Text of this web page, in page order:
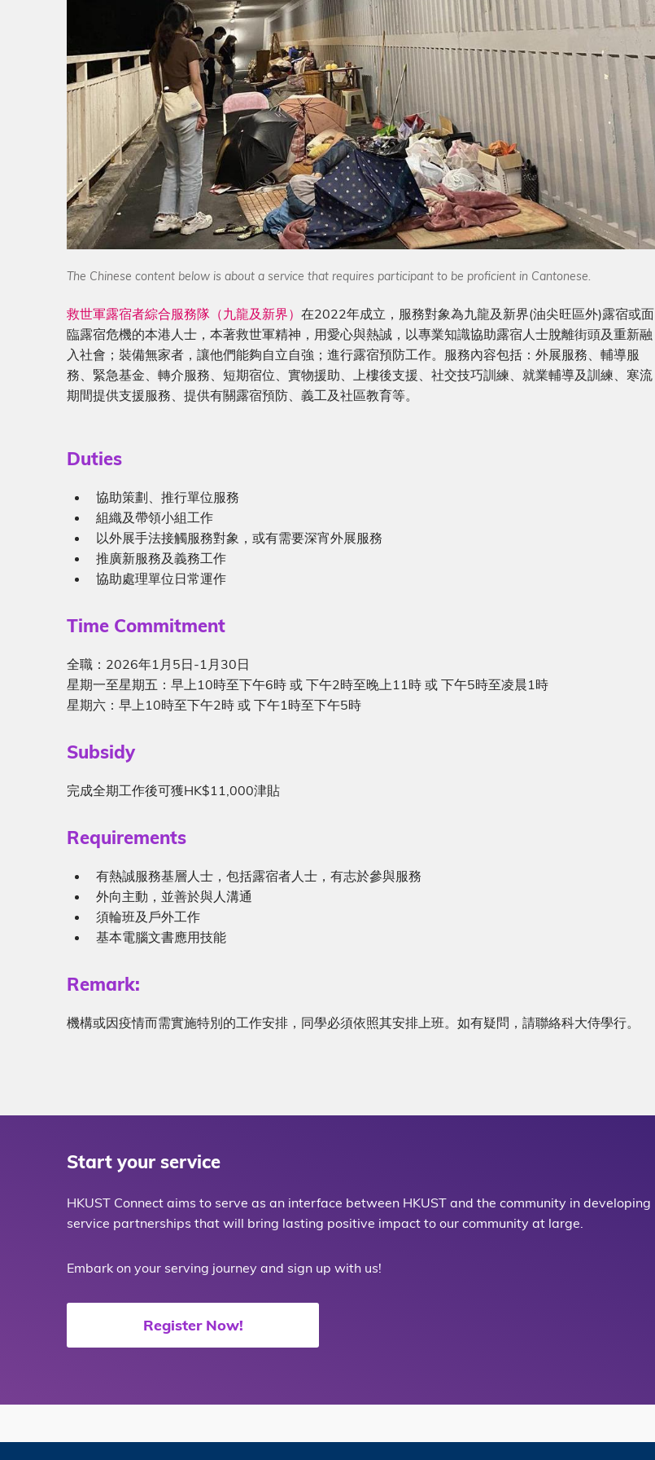
The Chinese content below is about a service that requires participant to be proficient in Cantonese.
救世軍露宿者綜合服務隊（九龍及新界）在2022年成⽴，服務對象為九龍及新界(油尖旺區外)露宿或⾯
臨露宿危機的本港⼈⼠，本著救世軍精神，⽤愛⼼與熱誠，以專業知識協助露宿⼈⼠脫離街頭及重新融
⼊社會；裝備無家者，讓他們能夠⾃⽴⾃強；進⾏露宿預防⼯作。服務內容包括：外展服務、輔導服
務、緊急基⾦、轉介服務、短期宿位、實物援助、上樓後⽀援、社交技巧訓練、就業輔導及訓練、寒流
期間提供⽀援服務、提供有關露宿預防、義⼯及社區教育等。
Sub-
Duties
Description
協助策劃、推⾏單位服務
組織及帶領⼩組⼯作
以外展⼿法接觸服務對象，或有需要深宵外展服務
推廣新服務及義務⼯作
協助處理單位⽇常運作
Sub-
Time Commitment
Description
全職：2026年1月5日-1月30日
星期一至星期五：早上10時至下午6時 或 下午2時至晚上11時 或 下午5時至凌晨1時
星期六：早上10時至下午2時 或 下午1時至下午5時
Sub-
Subsidy
Description
完成全期工作後可獲HK$11,000津貼
Sub-
Requirements
Description
有熱誠服務基層人士，包括露宿者人士，有志於參與服務
外向主動，並善於與人溝通
須輪班及戶外工作
基本電腦文書應用技能
Remark:
機構或因疫情而需實施特別的工作安排，同學必須依照其安排上班。如有疑問，請聯絡科大侍學行。
Start your service
HKUST Connect aims to serve as an interface between HKUST and the community in developing
service partnerships that will bring lasting positive impact to our community at large.
Embark on your serving journey and sign up with us!
Register Now!